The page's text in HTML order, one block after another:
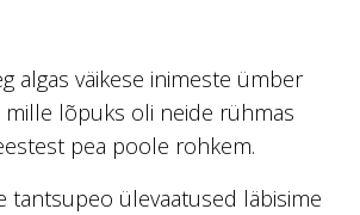
algas väikese inimeste ümber
mille lõpuks oli neide rühmas
pea poole rohkem.
tantsupeo ülevaatused läbisime